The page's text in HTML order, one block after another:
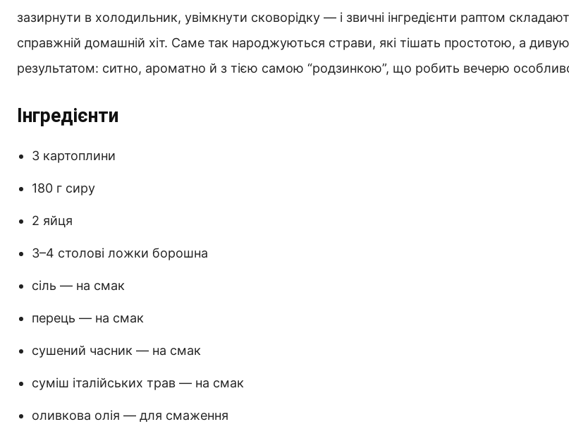
зазирнути в холодильник, увімкнути сковорідку — і звичні інгредієнти раптом
справжній домашній хіт. Саме так народжуються страви, які тішать простотою, а
результатом: ситно, ароматно й з тією самою “родзинкою”, що робить вечерю
Інгредієнти
3 картоплини
180 г сиру
2 яйця
3–4 столові ложки борошна
сіль — на смак
перець — на смак
сушений часник — на смак
суміш італійських трав — на смак
оливкова олія — для смаження